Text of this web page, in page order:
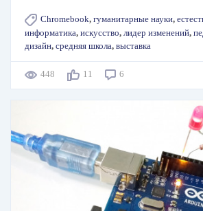
Chromebook, гуманитарные науки,
информатика, искусство, лидер изменений,
дизайн, средняя школа, выставка
448 11 6